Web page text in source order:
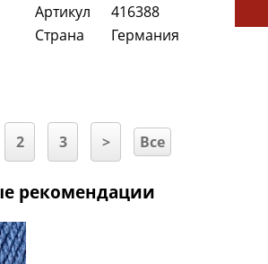
Артикул
416388
Страна
Германия
2 3 > Все
рекомендации